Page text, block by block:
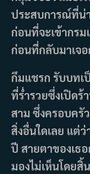
ประสบการณ์ที่น่
ก่อนที่จะเข้ากรม
ก่อนที่กลับมาเจ
กึมแชรก รับบทเ
ที่ร่ำรวยซึ่งเปิด
สาม ซึ่งครอบครั
สิ่งอื่นใดเลย แต่
ปี สายตาของเธ
มองไม่เห็นโดยสิ้